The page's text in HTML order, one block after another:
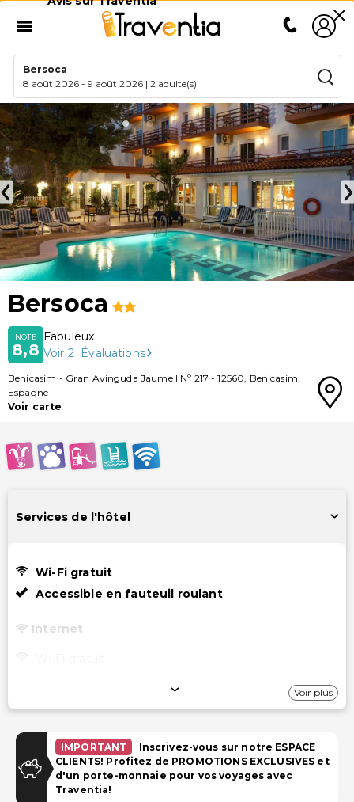
Bersoca
8 août 2026 -9 août 2026 |2 adulte(s)
Bersoca
NOTE
8,8
Fabuleux
Voir 2 Évaluations
Benicasim - Gran Avinguda Jaume I Nº 217 -12560, Benicasim,
Espagne
Voir carte
Services de l'hôtel
Wi-Fi gratuit
Accessible en fauteuil roulant
Internet
Piscine et Bien-être
Piscine extérieure saisonnière
Voir plus
IMPORTANT
Inscrivez-vous sur notre ESPACE
CLIENTS! Profitez de PROMOTIONS EXCLUSIVES et
d'un porte-monnaie pour vos voyages avec
Traventia!